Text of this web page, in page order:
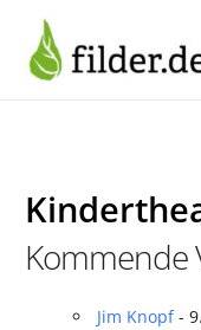
Inhalt
springen
Kommende
Jim Knopf-